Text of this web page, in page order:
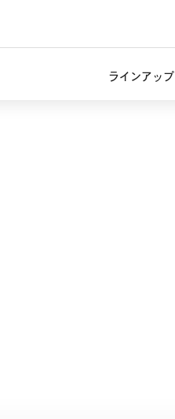
ラインアップ